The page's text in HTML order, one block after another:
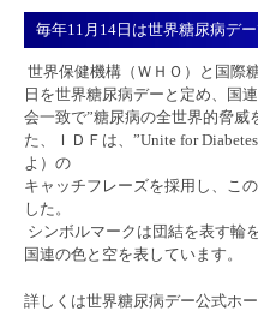
毎年11月14日は世界糖尿病デ
世界保健機構（ＷＨＯ）と国際
日を世界糖尿病デーと定め、国
会一致で”糖尿病の全世界的脅威
た、ＩＤＦは、”Unite for
よ）の
キャッチフレーズを採用し、こ
した。
シンボルマークは団結を表す輪
国連の色と空を表しています。
詳しくは世界糖尿病デー公式ホ